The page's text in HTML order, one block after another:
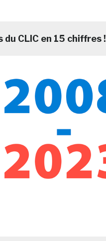
du CLIC en 15 chiffres !